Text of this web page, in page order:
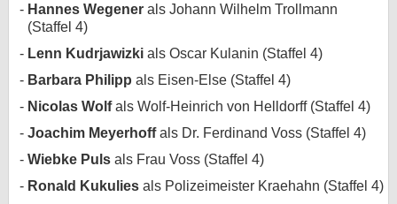
Hannes Wegener als Johann Wilhelm Trollmann
(Staffel 4)
Lenn Kudrjawizki als Oscar Kulanin (Staffel 4)
Barbara Philipp als Eisen-Else (Staffel 4)
Nicolas Wolfals Wolf-Heinrich von Helldorff (Staffel 4)
Joachim Meyerhoffals Dr. Ferdinand Voss (Staffel 4)
Wiebke Puls als Frau Voss (Staffel 4)
Ronald Kukulies als Polizeimeister Kraehahn (Staffel 4)